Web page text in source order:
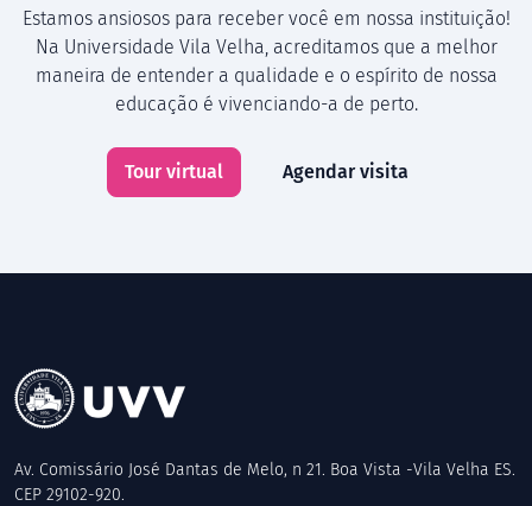
Estamos ansiosos para receber você em nossa instituição!
Na Universidade Vila Velha, acreditamos que a melhor
maneira de entender a qualidade e o espírito de nossa
educação é vivenciando-a de perto.
Tour virtual Agendar visita
Av. Comissário José Dantas de Melo, n 21. Boa Vista -Vila Velha ES.
CEP 29102-920.